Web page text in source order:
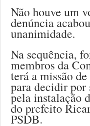
Não houve um
denúncia
unanimidade.
Na sequência,
membros da
terá a missão
para decidir por
pela instalação
do prefeito
PSDB.